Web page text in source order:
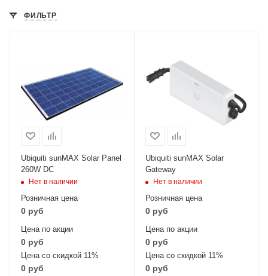
ФИЛЬТР
Ubiquiti sunMAX Solar Panel
260W DC
Нет в наличии
Розничная цена
0 руб
Цена по акции
0 руб
Цена со скидкой 11%
0 руб
Ubiquiti sunMAX Solar
Gateway
Нет в наличии
Розничная цена
0 руб
Цена по акции
0 руб
Цена со скидкой 11%
0 руб